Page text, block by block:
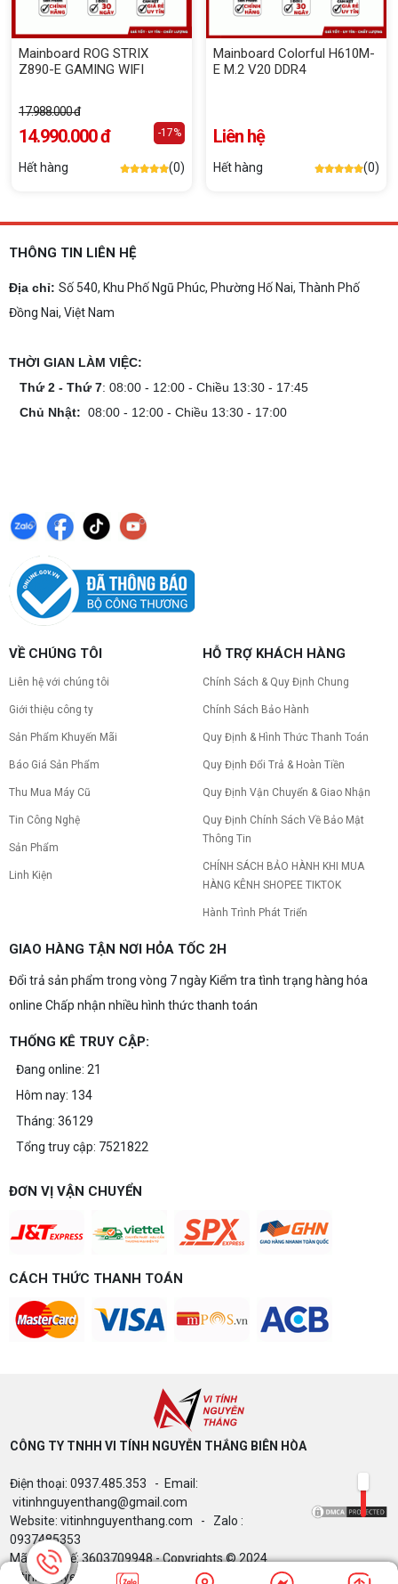
Mainboard ROG STRIX
Z890-E GAMING WIFI
17.988.000 đ
14.990.000 đ -17%
Hết hàng (0)
Mainboard Colorful H610M-
E M.2 V20 DDR4
Liên hệ
Hết hàng (0)
THÔNG TIN LIÊN HỆ
Địa chỉ: Số 540, Khu Phố Ngũ Phúc, Phường Hố Nai, Thành Phố
Đồng Nai, Việt Nam
THỜI GIAN LÀM VIỆC:
Thứ 2 - Thứ 7: 08:00 - 12:00 - Chiều 13:30 - 17:45
Chủ Nhật: 08:00 - 12:00 - Chiều 13:30 - 17:00
VỀ CHÚNG TÔI
Liên hệ với chúng tôi
Giới thiệu công ty
Sản Phẩm Khuyến Mãi
Báo Giá Sản Phẩm
Thu Mua Máy Cũ
Tin Công Nghệ
Sản Phẩm
Linh Kiện
HỖ TRỢ KHÁCH HÀNG
Chính Sách & Quy Định Chung
Chính Sách Bảo Hành
Quy Định & Hình Thức Thanh Toán
Quy Định Đổi Trả & Hoàn Tiền
Quy Định Vận Chuyển & Giao Nhận
Quy Định Chính Sách Về Bảo Mật
Thông Tin
CHÍNH SÁCH BẢO HÀNH KHI MUA
HÀNG KÊNH SHOPEE TIKTOK
Hành Trình Phát Triển
GIAO HÀNG TẬN NƠI HỎA TỐC 2H
Đổi trả sản phẩm trong vòng 7 ngày Kiểm tra tình trạng hàng hóa
online Chấp nhận nhiều hình thức thanh toán
THỐNG KÊ TRUY CẬP:
Đang online: 21
Hôm nay: 134
Tháng: 36129
Tổng truy cập: 7521822
ĐƠN VỊ VẬN CHUYỂN
CÁCH THỨC THANH TOÁN
CÔNG TY TNHH VI TÍNH NGUYỄN THẮNG BIÊN HÒA​
Điện thoại: 0937.485.353 - Email:
vitinhnguyenthang@gmail.com
Website: vitinhnguyenthang.com - Zalo :
0937485353
Mã Số Thuế: 3603709948 - Copyrights © 2024
Vitinhnguyenthang.com. All Rights Reserved